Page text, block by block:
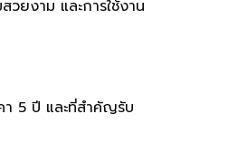
ยงาม และการใช้งาน
า 5 ปี และที่สำคัญรับ